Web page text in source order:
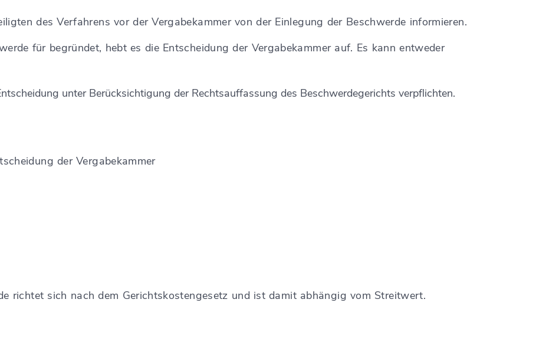
des Verfahrens vor der Vergabekammer von der Einlegung der Beschwerde informieren.
für begründet, hebt es die Entscheidung der Vergabekammer auf. Es kann entweder
unter Berücksichtigung der Rechtsauffassung des Beschwerdegerichts verpflichten.
der Vergabekammer
richtet sich nach dem Gerichtskostengesetz und ist damit abhängig vom Streitwert.